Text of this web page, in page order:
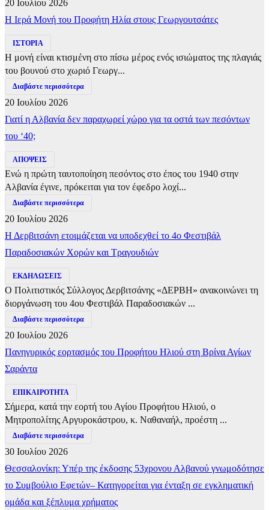
20 Ιουλίου 2026
​Η Ιερά Μονή του Προφήτη Ηλία στους Γεωργουτσάτες
ΙΣΤΟΡΙΑ
Η μονή είναι κτισμένη στο πίσω μέρος ενός ισιώματος της πλαγιάς
του βουνού στο χωριό Γεωργ...
Διαβάστε περισσότερα
20 Ιουλίου 2026
Γιατί η Αλβανία δεν παραχωρεί χώρο για τα οστά των πεσόντων
του ‘40;
ΑΠΟΨΕΙΣ
Ενώ η πρώτη ταυτοποίηση πεσόντος στο έπος του 1940 στην
Αλβανία έγινε, πρόκειται για τον έφεδρο λοχί...
Διαβάστε περισσότερα
20 Ιουλίου 2026
Η Δερβιτσάνη ετοιμάζεται να υποδεχθεί το 4ο Φεστιβάλ
Παραδοσιακών Χορών και Τραγουδιών
ΕΚΔΗΛΩΣΕΙΣ
Ο Πολιτιστικός Σύλλογος Δερβιτσάνης «ΔΕΡΒΗ» ανακοινώνει τη
διοργάνωση του 4ου Φεστιβάλ Παραδοσιακών ...
Διαβάστε περισσότερα
20 Ιουλίου 2026
Πανηγυρικός εορτασμός του Προφήτου Ηλιού στη Βρίνα Αγίων
Σαράντα
ΕΠΙΚΑΙΡΟΤΗΤΑ
Σήμερα, κατά την εορτή του Αγίου Προφήτου Ηλιού, ο
Μητροπολίτης Αργυροκάστρου, κ. Ναθαναήλ, προέστη ...
Διαβάστε περισσότερα
30 Ιουλίου 2026
Θεσσαλονίκη: Υπέρ της έκδοσης 53χρονου Αλβανού γνωμοδότησε
το Συμβούλιο Εφετών– Κατηγορείται για ένταξη σε εγκληματική
ομάδα και ξέπλυμα χρήματος